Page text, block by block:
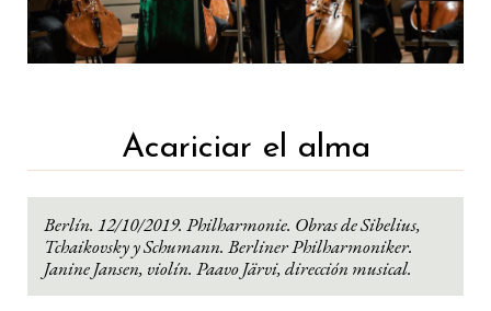
Acariciar el alma
Berlín. 12/10/2019. Philharmonie. Obras de Sibelius,
Tchaikovsky y Schumann. Berliner Philharmoniker.
Janine Jansen, violín. Paavo Järvi, dirección musical.